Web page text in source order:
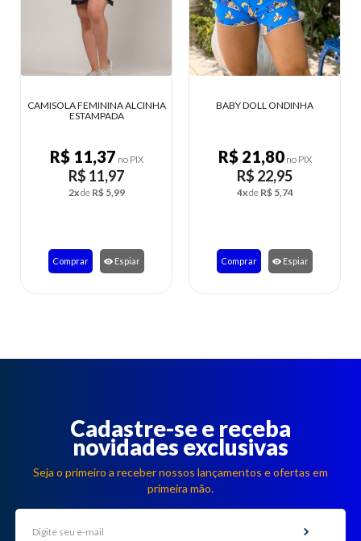
ALCINHA
BABY DOLL ONDINHA
R$ 21,80
R$ 22,95
4x
Comprar
PIJAMA DE COLORIR
R$ 22,73
R$ 23,93
4x
Comprar
Cadastre-se e receba
novidades exclusivas
Seja o primeiro a receber nossos lançamentos e ofertas em
primeira mão.